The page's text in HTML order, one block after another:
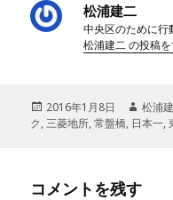
松浦建二
中央区のために行
松浦建二 の投稿
投
稿
2016年1月8日
作
成
松浦
ク,三菱地所,常盤橋, 日本一,
コメントを残す